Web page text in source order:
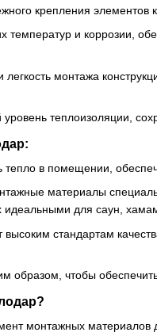
крепления элементов
температур и коррозии,
монтажа
теплоизоляции,
:
в помещении,
материалы
идеальными для саун,
высоким стандартам
образом, чтобы
?
монтажных